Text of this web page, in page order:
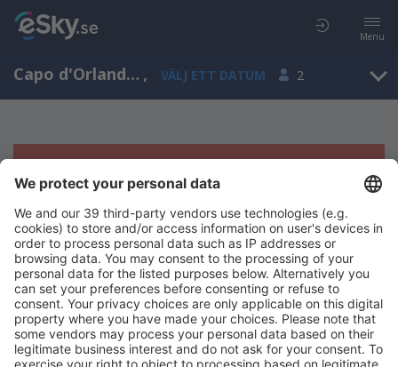
Menu
Capo d'Orlando, Sicilien, Italien , VÄLJ ETT DATUM 2
Tyvärr, inga resultat för denna sökning
Försök att söka med andra kriterier